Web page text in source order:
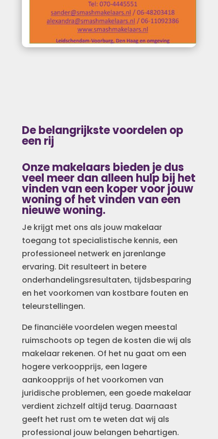
De belangrijkste voordelen op
een rij
Onze makelaars bieden je dus
veel meer dan alleen hulp bij het
vinden van een koper voor jouw
woning of het vinden van een
nieuwe woning.
Je krijgt met ons als jouw makelaar
toegang tot specialistische kennis, een
professioneel netwerk en jarenlange
ervaring. Dit resulteert in betere
onderhandelingsresultaten, tijdsbesparing
en het voorkomen van kostbare fouten en
teleurstellingen.
De financiële voordelen wegen meestal
ruimschoots op tegen de kosten die wij als
makelaar rekenen. Of het nu gaat om een
hogere verkoopprijs, een lagere
aankoopprijs of het voorkomen van
juridische problemen, een goede makelaar
verdient zichzelf altijd terug. Daarnaast
geeft het rust om te weten dat wij als
professional jouw belangen behartigen.